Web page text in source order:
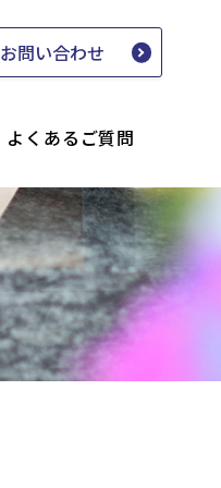
お問い合わせ
よくあるご質問